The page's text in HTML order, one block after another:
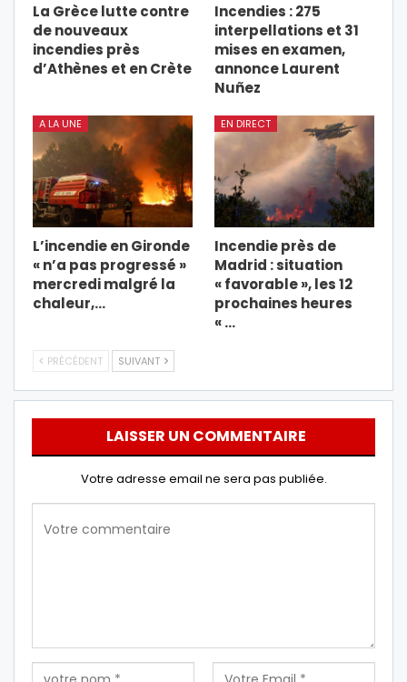
La Grèce lutte contre
de nouveaux
incendies près
d’Athènes et en Crète
Incendies : 275
interpellations et 31
mises en examen,
annonce Laurent
Nuñez
A LA UNE
L’incendie en Gironde
« n’a pas progressé »
mercredi malgré la
chaleur,…
EN DIRECT
Incendie près de
Madrid : situation
« favorable », les 12
prochaines heures
« …
PRÉCÉDENT SUIVANT
LAISSER UN COMMENTAIRE
Votre adresse email ne sera pas publiée.